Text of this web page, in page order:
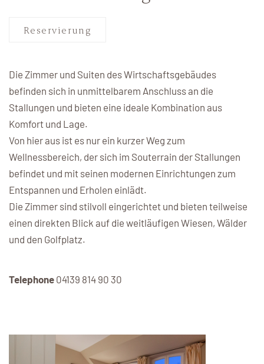
Gutscheine
Buchen Sie Ihr Wunschdatum und sichern Sie sich jetzt
Ihren Wunschtermin!
Startzeit buchen
Membership at Schloss
Lüdersburg
Schloss Lüdersburg ist der perfekte Heimkurs für Sie.
Reservierung
Die Zimmer und Suiten des Wirtschaftsgebäudes
befinden sich in unmittelbarem Anschluss an die
Stallungen und bieten eine ideale Kombination aus
Komfort und Lage.
Von hier aus ist es nur ein kurzer Weg zum
Wellnessbereich, der sich im Souterrain der Stallungen
befindet und mit seinen modernen Einrichtungen zum
Entspannen und Erholen einlädt.
Die Zimmer sind stilvoll eingerichtet und bieten teilweise
einen direkten Blick auf die weitläufigen Wiesen, Wälder
und den Golfplatz.
Telephone 04139 814 90 30